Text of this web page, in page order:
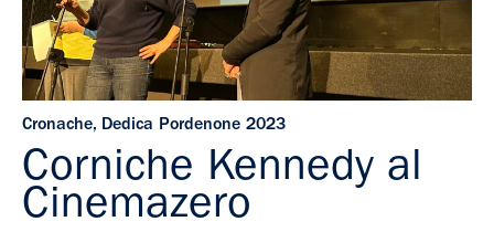
Cronache, Dedica Pordenone 2023
Corniche Kennedy al
Cinemazero